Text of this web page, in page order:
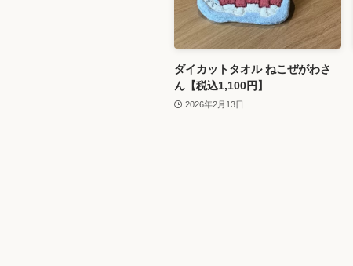
ダイカットタオル ねこぜがわさ
ん【税込1,100円】
2026年2月13日